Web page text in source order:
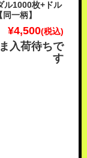
ル1000枚+ドル
一柄】
¥4,500(税込)
入荷待ちで
す